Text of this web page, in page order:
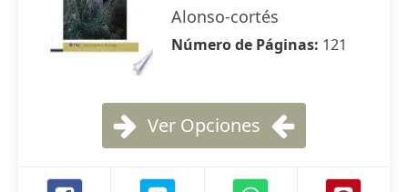
Alonso-cortés
Número de Páginas: 121
Ver Opciones